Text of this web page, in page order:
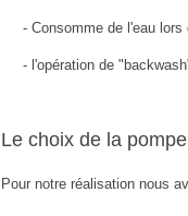
- Consomme de l'eau lors
- l'opération de
Le choix de la
Pour notre réalisation nous